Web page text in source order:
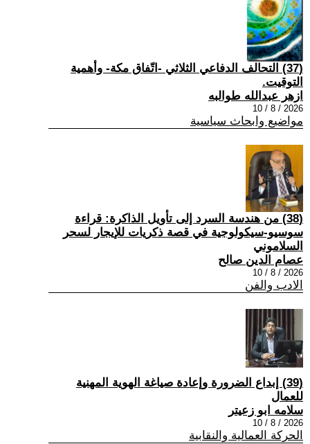
(37) التحالف الدفاعي الثلاثي -اتّفاق مكة- وأهمية
التوقيت.
ازهر عبدالله طوالبه
2026 / 8 / 10
مواضيع وابحاث سياسية
(38) من هندسة السرد إلى تأويل الذاكرة: قراءة
سوسيو-سيكولوجية في قصة ذكريات للإيجار لسحر
السلاموني
عصام الدين صالح
2026 / 8 / 10
الادب والفن
(39) إبداع الضرورة وإعادة صياغة الهوية المهنية
للعمال
سلامه ابو زعيتر
2026 / 8 / 10
الحركة العمالية والنقابية